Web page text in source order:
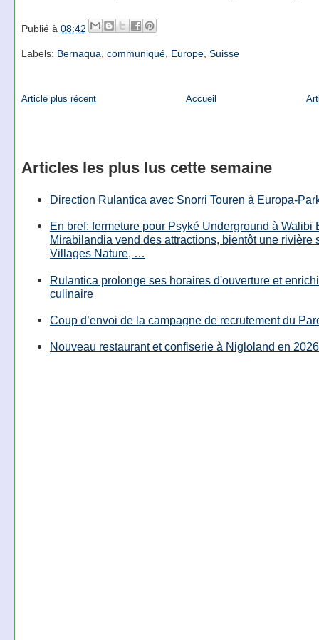
Publié à 08:42
Labels: Bernaqua communiqué, Europe, Suisse
Article plus récent Accueil
Articles les plus lus cette semaine
Direction Rulantica avec Snorri Touren à Europa-
En bref: fermeture pour Psyké Underground à Walibi
Mirabilandia vend des attractions, bientôt une rivière
Villages Nature, …
Rulantica prolonge ses horaires d'ouverture et
culinaire
Coup d’envoi de la campagne de recrutement du
Nouveau restaurant et confiserie à Nigloland en 2026